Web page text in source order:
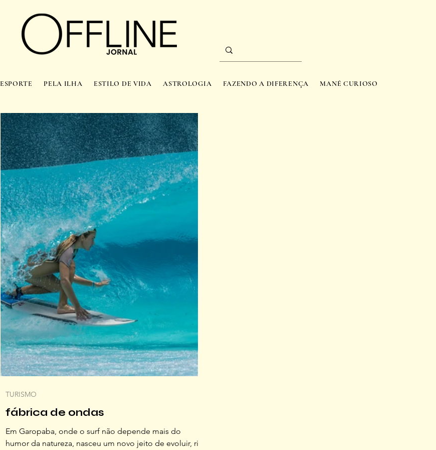
fábrica de ondas
Em Garopaba, onde o surf não depende mais do
humor da natureza, nasceu um novo jeito de evoluir, rir
TURISMO
ESPORTE PELA ILHA ESTILO DE VIDA ASTROLOGIA FAZENDO A DIFERENÇA MANÉ CURIOSO